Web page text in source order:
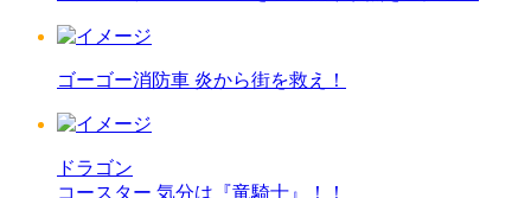
ゴーゴー消防車 炎から街を救え！
ドラゴン
コースター 気分は『竜騎士』！！